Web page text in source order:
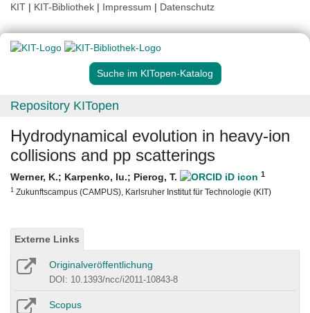
KIT | KIT-Bibliothek | Impressum | Datenschutz
Suche im KITopen-Katalog
Repository KITopen
Hydrodynamical evolution in heavy-ion
collisions and pp scatterings
Werner, K.; Karpenko, Iu.; Pierog, T. 1
1 Zukunftscampus (CAMPUS), Karlsruher Institut für Technologie (KIT)
Externe Links
Originalveröffentlichung
DOI: 10.1393/ncc/i2011-10843-8
Scopus